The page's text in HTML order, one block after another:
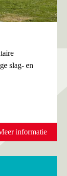
slag- en
informatie